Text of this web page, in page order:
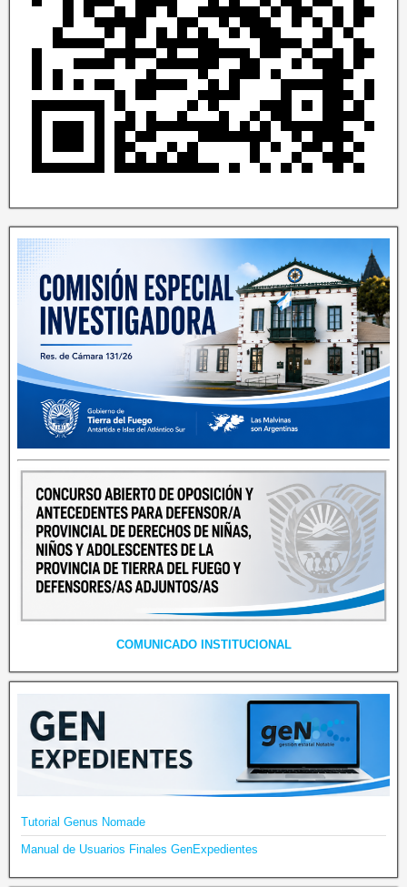
COMUNICADO INSTITUCIONAL
Tutorial Genus Nomade
Manual de Usuarios Finales GenExpedientes